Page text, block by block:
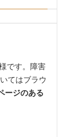
です。障害
てはブラウ
ージのある